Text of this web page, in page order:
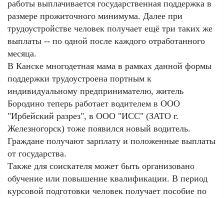
работы выплачивается государственная поддержка в
размере прожиточного минимума. Далее при
трудоустройстве человек получает ещё три таких же
выплаты -- по одной после каждого отработанного
месяца.
В Канске многодетная мама в рамках данной формы
поддержки трудоустроена портным к
индивидуальному предпринимателю, житель
Бородино теперь работает водителем в ООО
"Ирбейский разрез", в ООО "ИСС" (ЗАТО г.
Железногорск) тоже появился новый водитель.
Граждане получают зарплату и положенные выплаты
от государства.
Также для соискателя может быть организовано
обучение или повышение квалификации. В период
курсовой подготовки человек получает пособие по